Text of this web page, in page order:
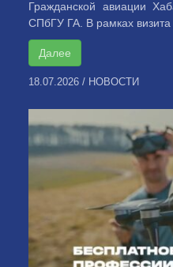
Гражданской авиации
СПбГУ ГА. В рамках визита
Далее
18.07.2026 / НОВОСТИ